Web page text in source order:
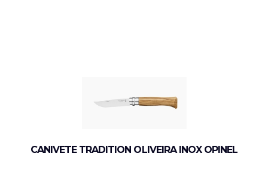
CANIVETE TRADITION OLIVEIRA INOX OPINEL